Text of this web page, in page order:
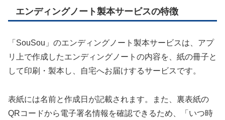
エンディングノート製本サービスの特徴
「SouSou」のエンディングノート製本サービスは、アプ
リ上で作成したエンディングノートの内容を、紙の冊子と
して印刷・製本し、自宅へお届けするサービスです。
表紙には名前と作成日が記載されます。また、裏表紙の
QRコードから電子署名情報を確認できるため、「いつ時